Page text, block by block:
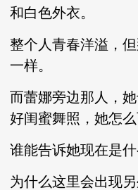
和白色外衣。
整个人青春洋溢，
一样。
而蕾娜旁边那人，
好闺蜜舞照，她怎么
谁能告诉她现在是
为什么这里会出现